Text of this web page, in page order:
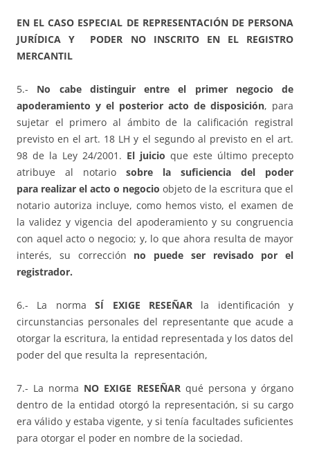
EN EL CASO ESPECIAL DE REPRESENTACIÓN DE PERSONA
JURÍDICA Y PODER NO INSCRITO EN EL REGISTRO
MERCANTIL
5.- No cabe distinguir entre el primer negocio de
apoderamiento y el posterior acto de disposición, para
sujetar el primero al ámbito de la calificación registral
previsto en el art. 18 LH y el segundo al previsto en el art.
98 de la Ley 24/2001. El juicio que este último precepto
atribuye al notario sobre la suficiencia del poder
para realizar el acto o negocio objeto de la escritura que el
notario autoriza incluye, como hemos visto, el examen de
la validez y vigencia del apoderamiento y su congruencia
con aquel acto o negocio; y, lo que ahora resulta de mayor
interés, su corrección no puede ser revisado por el
registrador.
6.- La normaSÍ EXIGE RESEÑAR la identificación y
circunstancias personales del representante que acude a
otorgar la escritura, la entidad representada y los datos del
poder del que resulta la representación,
7.- La norma NO EXIGE RESEÑAR qué persona y órgano
dentro de la entidad otorgó la representación, si su cargo
era válido y estaba vigente, y si tenía facultades suficientes
para otorgar el poder en nombre de la sociedad.